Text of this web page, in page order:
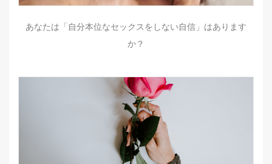
あなたは「自分本位なセックスをしない自信」はあります
か？